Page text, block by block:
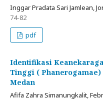
Inggar Pradata Sari Jamlean,
74-82
pdf
Identifikasi
Tinggi ( Phanerogamae)
Medan
Afifa Zahra Simanungkalit,